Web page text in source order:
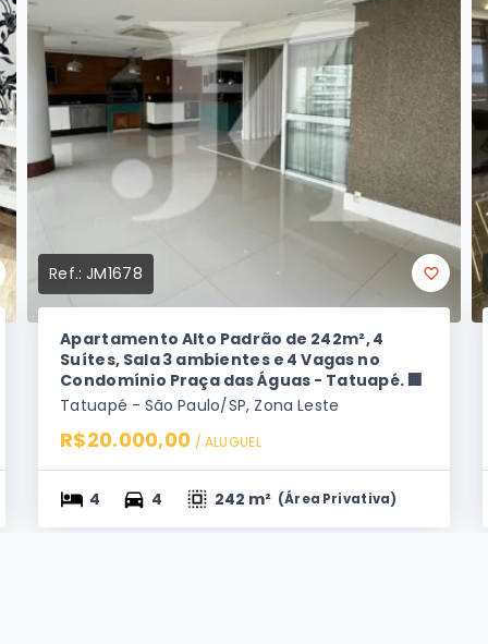
Ref.:JM1678
Apartamento Alto Padrão de 242m², 4
Suítes, Sala 3 ambientes e 4 Vagas no
Condomínio Praça das Águas - Tatuapé. 🏢
Tatuapé - São Paulo/SP, Zona Leste
R$20.000,00 / ALUGUEL
4 4 242 m² (Área Privativa)